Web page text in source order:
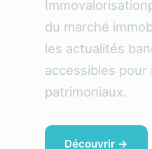
du marché
les actualités
accessibles
patrimoniaux.
Découvrir →